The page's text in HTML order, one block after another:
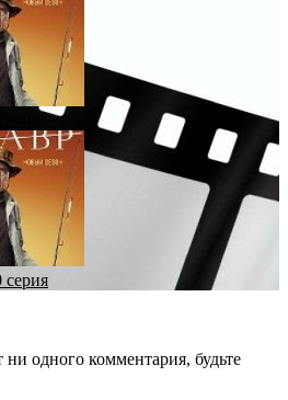
серия
одного комментария, будьте